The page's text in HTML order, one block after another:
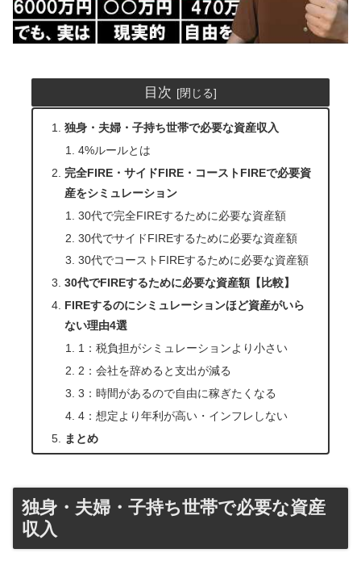
目次
独身・夫婦・子持ち世帯で必要な資産収入
4%ルールとは
完全FIRE・サイドFIRE・コーストFIREで必要資
産をシミュレーション
30代で完全FIREするために必要な資産額
30代でサイドFIREするために必要な資産額
30代でコーストFIREするために必要な資産額
30代でFIREするために必要な資産額【比較】
FIREするのにシミュレーションほど資産がいら
ない理由4選
1：税負担がシミュレーションより小さい
2：会社を辞めると支出が減る
3：時間があるので自由に稼ぎたくなる
4：想定より年利が高い・インフレしない
まとめ
独身・夫婦・子持ち世帯で必要な資産
収入